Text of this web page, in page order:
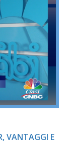
VANTAGGI E